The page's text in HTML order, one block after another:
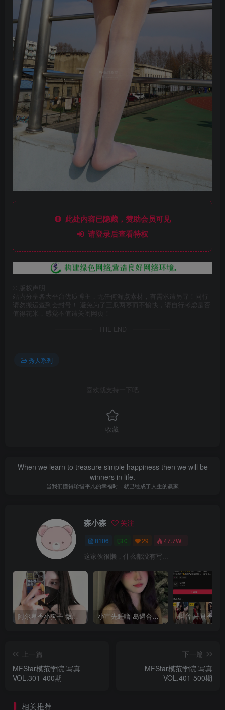
此处内容已隐藏，赞助会员可见
请登录后查看特权
版权声明
站内分享各大平台优质博主，无任何漏点素材，有需求请另寻！同行
请勿搬运查到会封号！ 避免为了三瓜两枣而不愉快，请自行考虑是否
值得花米，感觉不值请关闭网页！
THE END
秀人系列
喜欢就支持一下吧
收藏
When we learn to treasure simple happiness then we will be
winners in life.
当我们懂得珍惜平凡的幸福时，就已经成了人生的赢家
森小森 关注
8106 0 29 47.7W+
这家伙很懒，什么都没有写...
阿尔卑香小狗子 微密圈合集[40套][持续更新2023.12.14] 小宣先睡噜 岛遇合集[持续更新2025.08.27]
上一篇
MFStar模范学院 写真
VOL.301-400期
下一篇
MFStar模范学院 写真
VOL.401-500期
相关推荐